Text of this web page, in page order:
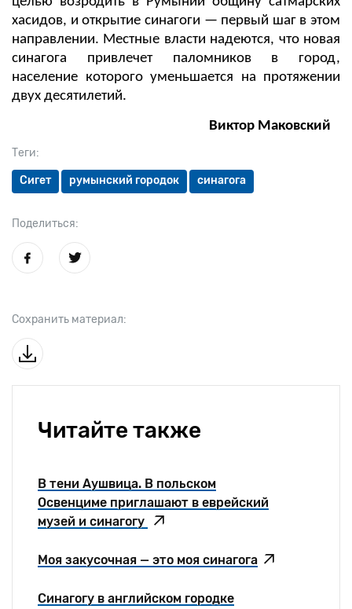
Теги:
Сигет румынский городок синагога
Поделиться:
Сохранить материал:
хасидов, и открытие синагоги — первый шаг в этом
направлении. Местные власти надеются, что новая
синагога привлечет паломников в город,
население которого уменьшается на протяжении
двух десятилетий.
Виктор Маковский
Читайте также
В тени Аушвица. В польском
Освенциме приглашают в еврейский
музей и синагогу
Моя закусочная — это моя синагога
Синагогу в английском городке